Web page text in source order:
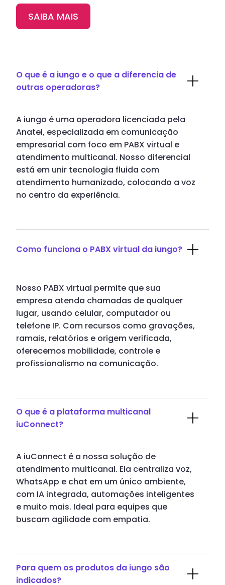
SAIBA MAIS
O que é a iungo e o que a diferencia de
outras operadoras?
A iungo é uma operadora licenciada pela
Anatel, especializada em comunicação
empresarial com foco em PABX virtual e
atendimento multicanal. Nosso diferencial
está em unir tecnologia fluida com
atendimento humanizado, colocando a voz
no centro da experiência.
Como funciona o PABX virtual da iungo?
Nosso PABX virtual permite que sua
empresa atenda chamadas de qualquer
lugar, usando celular, computador ou
telefone IP. Com recursos como gravações,
ramais, relatórios e origem verificada,
oferecemos mobilidade, controle e
profissionalismo na comunicação.
O que é a plataforma multicanal
iuConnect?
A iuConnect é a nossa solução de
atendimento multicanal. Ela centraliza voz,
WhatsApp e chat em um único ambiente,
com IA integrada, automações inteligentes
e muito mais. Ideal para equipes que
buscam agilidade com empatia.
Para quem os produtos da iungo são
indicados?